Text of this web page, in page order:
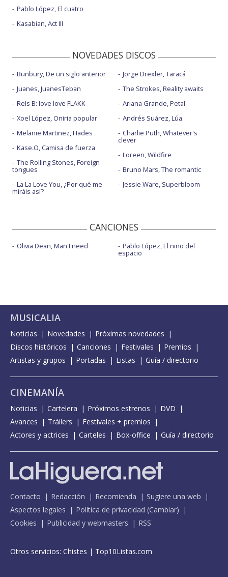
17.Ana Mena y Lola Indigo: Pa ti toa <3
Pablo López, El cuatro
Kasabian, Act III
NOVEDADES DISCOS
Bunbury, De un siglo anterior
Juanes, JuanesTeban
Rels B: love love FLAKK
Xoel López, Oniria popular
Melanie Martinez, Hades
Kase.O, Camisa de fuerza
The Rolling Stones, Foreign
tongues
La La Love You, ¿Por qué me
miráis así?
Jorge Drexler, Taracá
The Strokes, Reality awaits
Ariana Grande, Petal
Andrés Suárez, Lúa
Charlie Puth, Whatever's
clever
Loreen, Wildfire
Bruno Mars, The romantic
Jessie Ware, Superbloom
CANCIONES
Olivia Dean, Man I need Pablo López, El niño del
espacio
MUSICALIA
Noticias Novedades
Próximas novedades
Discos históricos
Canciones Festivales
Premios
Artistas y grupos
Portadas Listas Guía / directorio
CINEMANÍA
Noticias Cartelera Próximos estrenos
DVD
Avances
Tráilers
Festivales + premios
Actores y actrices
Carteles Box-office Guía / directorio
Contacto Redacción Recomienda
Sugiere una web
Aspectos legales
Política de privacidad (Cambiar)
Cookies
Publicidad y webmasters RSS
Otros servicios: Chistes | Top10Listas.com